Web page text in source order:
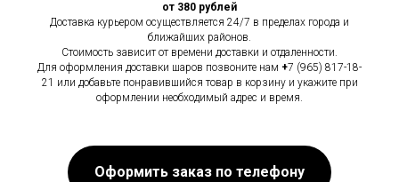
от 380 рублей
Доставка курьером осуществляется 24/7 в пределах города и
ближайших районов.
Стоимость зависит от времени доставки и отдаленности.
Для оформления доставки шаров позвоните нам +7 (965) 817-18-
21 или добавьте понравившийся товар в корзину и укажите при
оформлении необходимый адрес и время.
Оформить заказ по телефону